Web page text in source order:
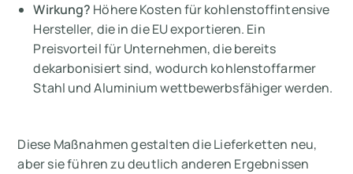
Wirkung? Höhere Kosten für kohlenstoffintensive
Hersteller, die in die EU exportieren. Ein
Preisvorteil für Unternehmen, die bereits
dekarbonisiert sind, wodurch kohlenstoffarmer
Stahl und Aluminium wettbewerbsfähiger werden.
Diese Maßnahmen gestalten die Lieferketten neu,
aber sie führen zu deutlich anderen Ergebnissen